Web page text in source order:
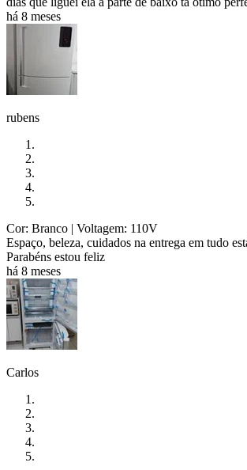
há 8 meses
rubens
Cor: Branco | Voltagem: 110V
Espaço, beleza, cuidados na entrega em tudo
Parabéns estou feliz
há 8 meses
Carlos